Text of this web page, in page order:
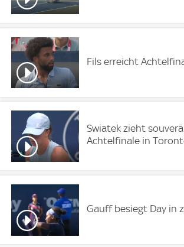
Fils erreicht
Swiatek zieht
Achtelfinale in
Gauff besiegt Day in